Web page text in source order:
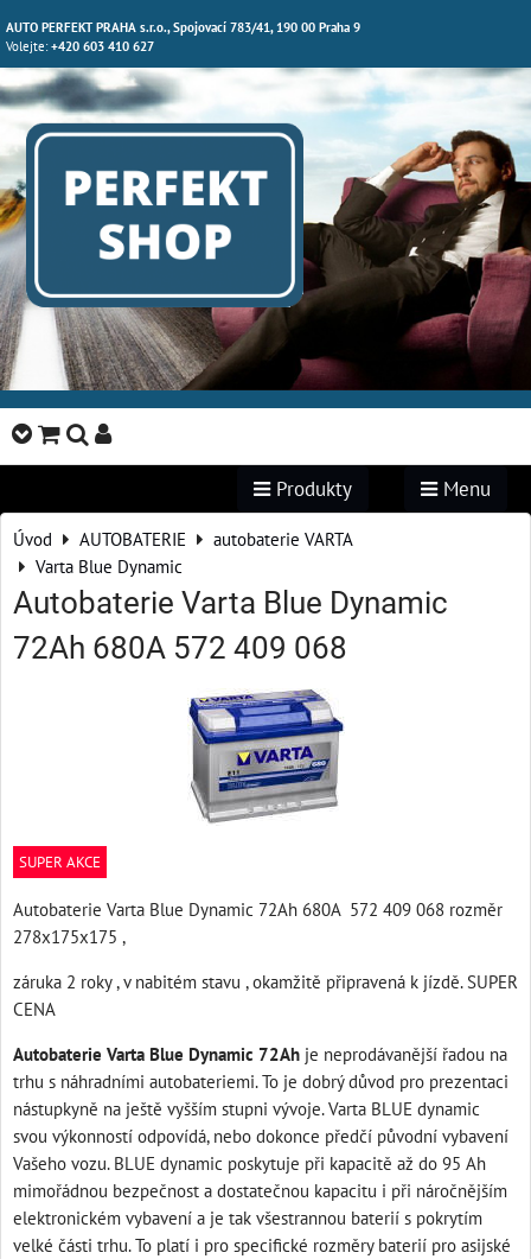
AUTO PERFEKT PRAHA s.r.o., Spojovací 783/41, 190 00 Praha 9
Volejte:+420 603 410 627
Produkty Menu
Úvod AUTOBATERIE
autobaterie VARTA
Varta Blue Dynamic
Autobaterie Varta Blue Dynamic
72Ah 680A 572 409 068
SUPER AKCE
Autobaterie Varta Blue Dynamic 72Ah 680A 572 409 068 rozměr
278x175x175 ,
záruka 2 roky , v nabitém stavu , okamžitě připravená k jízdě. SUPER
CENA
Autobaterie Varta Blue Dynamic 72Ah je neprodávanější řadou na
trhu s náhradními autobateriemi. To je dobrý důvod pro prezentaci
nástupkyně na ještě vyšším stupni vývoje. Varta BLUE dynamic
svou výkonností odpovídá, nebo dokonce předčí původní vybavení
Vašeho vozu. BLUE dynamic poskytuje při kapacitě až do 95 Ah
mimořádnou bezpečnost a dostatečnou kapacitu i při náročnějším
elektronickém vybavení a je tak všestrannou baterií s pokrytím
velké části trhu. To platí i pro specifické rozměry baterií pro asijské